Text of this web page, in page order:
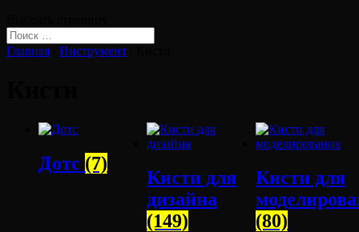
Главная Инструмент
Дотс (7)
Кисти для
дизайна
(149)
Кисти для
(80)